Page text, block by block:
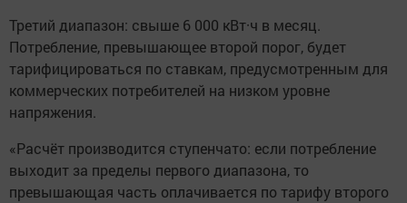
Третий диапазон: свыше 6 000 кВт·ч в месяц.
Потребление, превышающее второй порог, будет
тарифицироваться по ставкам, предусмотренным для
коммерческих потребителей на низком уровне
напряжения.
«Расчёт производится ступенчато: если потребление
выходит за пределы первого диапазона, то
превышающая часть оплачивается по тарифу второго